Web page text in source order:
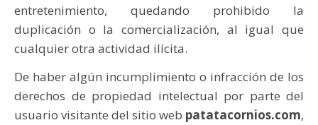
entretenimiento, quedando prohibido la
duplicación o la comercialización, al igual que
cualquier otra actividad ilícita.
De haber algún incumplimiento o infracción de los
derechos de propiedad intelectual por parte del
usuario visitante del sitio web patatacornios.com,